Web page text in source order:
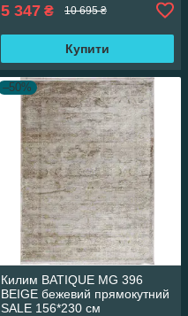
5 347 ₴ 10 695 ₴
Купити
–50%
Килим BATIQUE MG 396
BEIGE бежевий прямокутний
SALE 156*230 см